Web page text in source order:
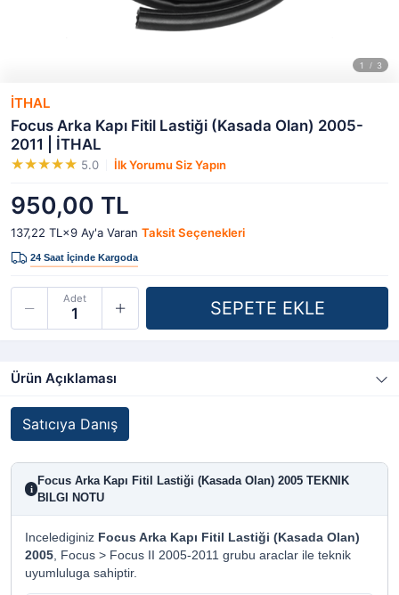
İTHAL
Focus Arka Kapı Fitil Lastiği (Kasada Olan) 2005-
2011 | İTHAL
5.0 İlk Yorumu Siz Yapın
950,00 TL
137,22 TL×9 Ay'a Varan Taksit Seçenekleri
Adet
Ürün Açıklaması
Satıcıya Danış
i
Focus Arka Kapı Fitil Lastiği (Kasada Olan) 2005 TEKNIK
BILGI NOTU
Incelediginiz Focus Arka Kapı Fitil Lastiği (Kasada Olan)
2005, Focus > Focus II 2005-2011 grubu araclar ile teknik
uyumluluga sahiptir.